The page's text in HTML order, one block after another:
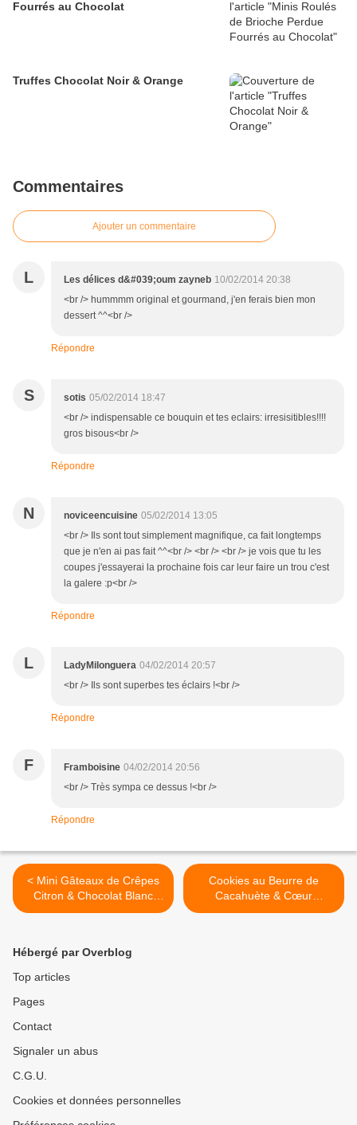
Fourrés au Chocolat
Truffes Chocolat Noir & Orange
Commentaires
Ajouter un commentaire
L Les délices d&#039;oum zayneb 10/02/2014 20:38
<br /> hummmm original et gourmand, j'en ferais bien mon
dessert ^^<br />
Répondre
S sotis 05/02/2014 18:47
<br /> indispensable ce bouquin et tes eclairs: irresisitibles!!!!
gros bisous<br />
Répondre
N noviceencuisine 05/02/2014 13:05
<br /> Ils sont tout simplement magnifique, ca fait longtemps
que je n'en ai pas fait ^^<br /> <br /> <br /> je vois que tu les
coupes j'essayerai la prochaine fois car leur faire un trou c'est
la galere :p<br />
Répondre
L LadyMilonguera 04/02/2014 20:57
<br /> Ils sont superbes tes éclairs !<br />
Répondre
F Framboisine 04/02/2014 20:56
<br /> Très sympa ce dessus !<br />
Répondre
< Mini Gâteaux de Crêpes
Citron & Chocolat Blanc
{Chandeleur 2014}
Cookies au Beurre de
Cacahuète & Cœur
Chocolat {Saint Valentin
Hébergé par Overblog
Top articles
Pages
Contact
Signaler un abus
C.G.U.
Cookies et données personnelles